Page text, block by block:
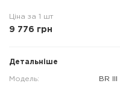
Ціна за 1 шт
9 776 грн
Детальніше
Модель: BR